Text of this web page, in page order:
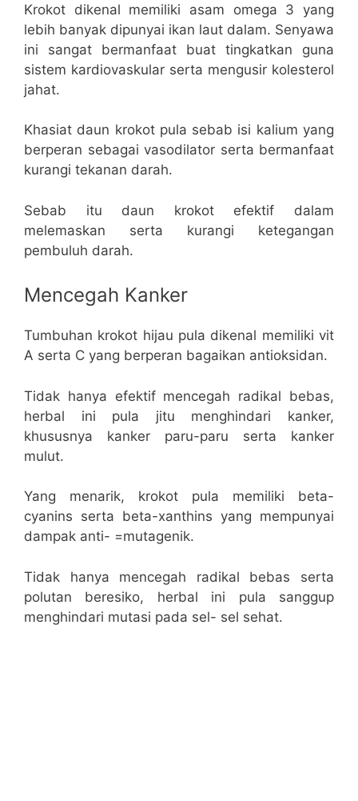
Krokot dikenal memiliki asam omega 3 yang
lebih banyak dipunyai ikan laut dalam. Senyawa
ini sangat bermanfaat buat tingkatkan guna
sistem kardiovaskular serta mengusir kolesterol
jahat.
Khasiat daun krokot pula sebab isi kalium yang
berperan sebagai vasodilator serta bermanfaat
kurangi tekanan darah.
Sebab itu daun krokot efektif dalam
melemaskan serta kurangi ketegangan
pembuluh darah.
Mencegah Kanker
Tumbuhan krokot hijau pula dikenal memiliki vit
A serta C yang berperan bagaikan antioksidan.
Tidak hanya efektif mencegah radikal bebas,
herbal ini pula jitu menghindari kanker,
khususnya kanker paru-paru serta kanker
mulut.
Yang menarik, krokot pula memiliki beta-
cyanins serta beta-xanthins yang mempunyai
dampak anti- =mutagenik.
Tidak hanya mencegah radikal bebas serta
polutan beresiko, herbal ini pula sanggup
menghindari mutasi pada sel- sel sehat.